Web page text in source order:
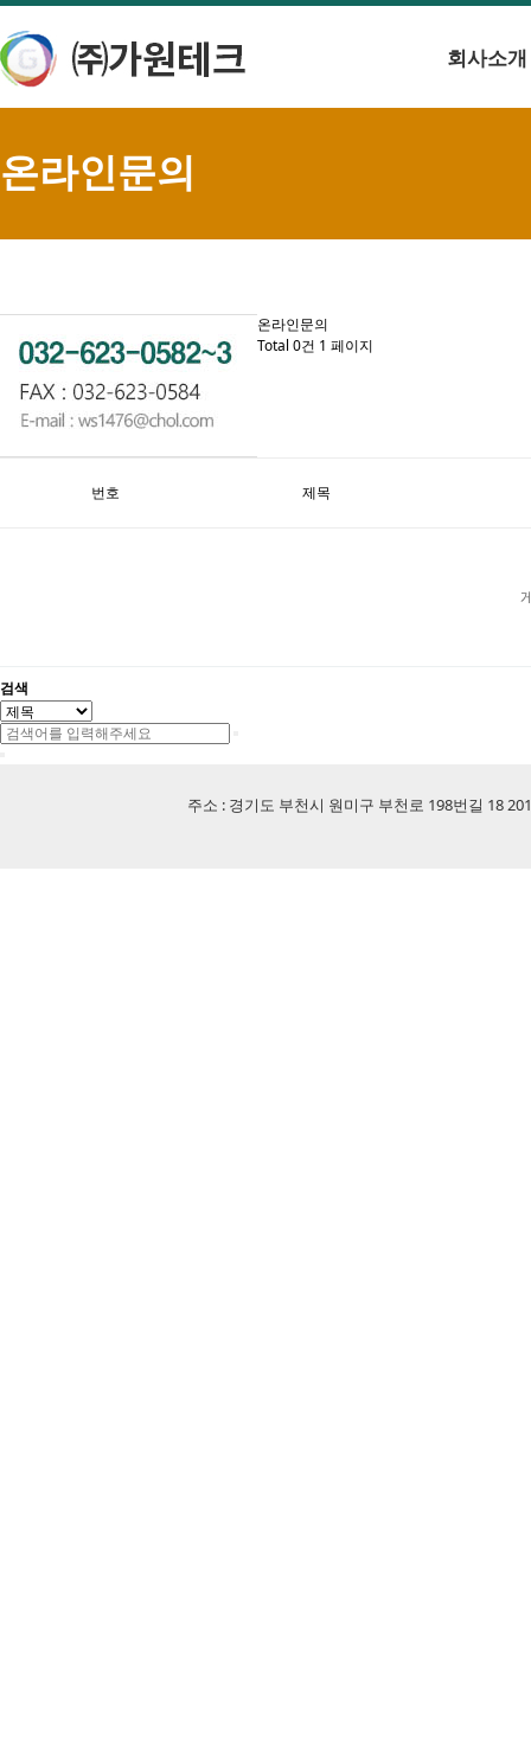
회사소개
온라인문의
온라인문의
Total 0건 1 페이지
번호 제목
검색
주소 : 경기도 부천시 원미구 부천로 198번길